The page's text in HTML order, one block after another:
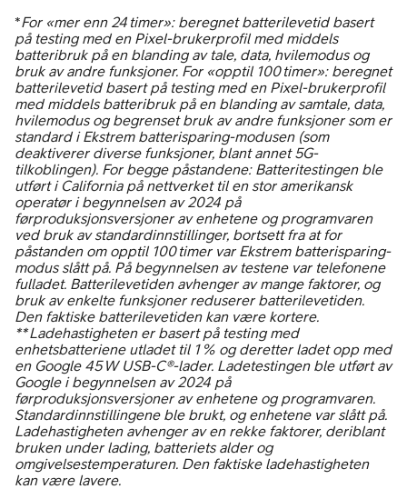
*For «mer enn 24 timer»: beregnet batterilevetid basert
på testing med en Pixel-brukerprofil med middels
batteribruk på en blanding av tale, data, hvilemodus og
bruk av andre funksjoner. For «opptil 100 timer»: beregnet
batterilevetid basert på testing med en Pixel-brukerprofil
med middels batteribruk på en blanding av samtale, data,
hvilemodus og begrenset bruk av andre funksjoner som er
standard i Ekstrem batterisparing-modusen (som
deaktiverer diverse funksjoner, blant annet 5G-
tilkoblingen). For begge påstandene: Batteritestingen ble
utført i California på nettverket til en stor amerikansk
operatør i begynnelsen av 2024 på
førproduksjonsversjoner av enhetene og programvaren
ved bruk av standardinnstillinger, bortsett fra at for
påstanden om opptil 100 timer var Ekstrem batterisparing-
modus slått på. På begynnelsen av testene var telefonene
fulladet. Batterilevetiden avhenger av mange faktorer, og
bruk av enkelte funksjoner reduserer batterilevetiden.
Den faktiske batterilevetiden kan være kortere.
** Ladehastigheten er basert på testing med
enhetsbatteriene utladet til 1 % og deretter ladet opp med
en Google 45 W USB-C®-lader. Ladetestingen ble utført av
Google i begynnelsen av 2024 på
førproduksjonsversjoner av enhetene og programvaren.
Standardinnstillingene ble brukt, og enhetene var slått på.
Ladehastigheten avhenger av en rekke faktorer, deriblant
bruken under lading, batteriets alder og
omgivelsestemperaturen. Den faktiske ladehastigheten
kan være lavere.